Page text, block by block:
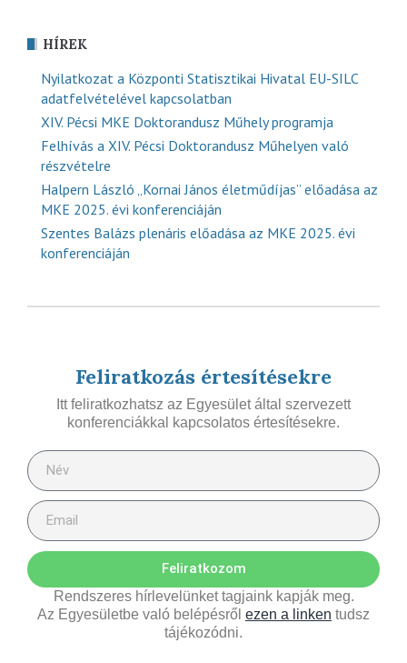
HÍREK
Nyilatkozat a Központi Statisztikai Hivatal EU-SILC
adatfelvételével kapcsolatban
XIV. Pécsi MKE Doktorandusz Műhely programja
Felhívás a XIV. Pécsi Doktorandusz Műhelyen való
részvételre
Halpern László „Kornai János életműdíjas” előadása az
MKE 2025. évi konferenciáján
Szentes Balázs plenáris előadása az MKE 2025. évi
konferenciáján
Feliratkozás értesítésekre
Itt feliratkozhatsz az Egyesület által szervezett
konferenciákkal kapcsolatos értesítésekre.
Feliratkozom
Rendszeres hírlevelünket tagjaink kapják meg.
Az Egyesületbe való belépésről ezen a linken tudsz
tájékozódni.